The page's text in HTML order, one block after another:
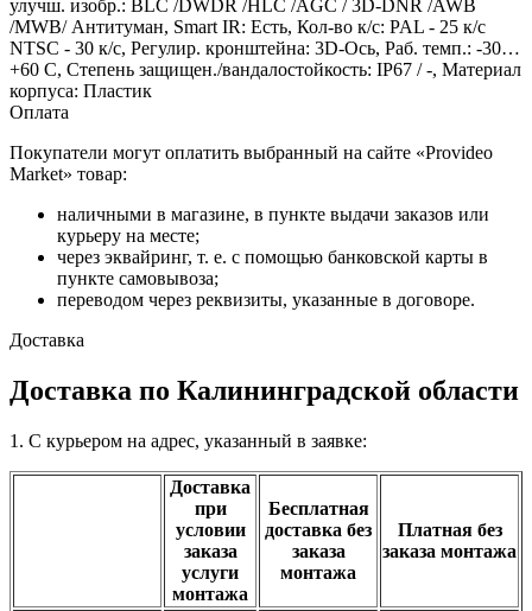
улучш. изобр.: BLC /DWDR /HLC /AGC / 3D-DNR /AWB
/MWB/ Антитуман, Smart IR: Есть, Кол-во к/с: PAL - 25 к/с
NTSC - 30 к/с, Регулир. кронштейна: 3D-Ось, Раб. темп.: -30…
+60 С, Степень защищен./вандалостойкость: IP67 / -, Материал
корпуса: Пластик
Оплата
Покупатели могут оплатить выбранный на сайте «Provideo
Market» товар:
наличными в магазине, в пункте выдачи заказов или
курьеру на месте;
через эквайринг, т. е. с помощью банковской карты в
пункте самовывоза;
переводом через реквизиты, указанные в договоре.
Доставка
Доставка по Калининградской области
1. С курьером на адрес, указанный в заявке:
Доставка
при
условии
заказа
услуги
монтажа
Бесплатная
доставка без
заказа
монтажа
Платная без
заказа монтажа